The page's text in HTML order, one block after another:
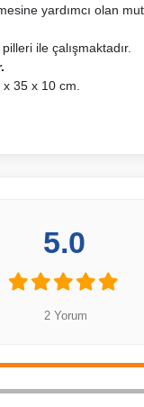
yardımcı olan
ile çalışmaktadır.
35 x 10 cm.
5.0
2 Yorum